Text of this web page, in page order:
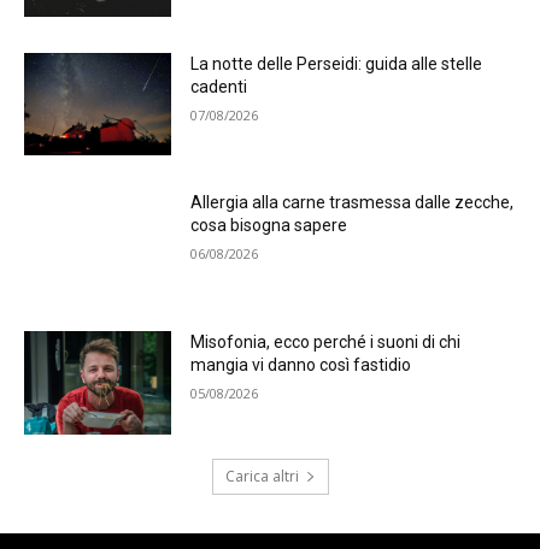
La notte delle Perseidi: guida alle stelle
cadenti
07/08/2026
Allergia alla carne trasmessa dalle zecche,
cosa bisogna sapere
06/08/2026
Misofonia, ecco perché i suoni di chi
mangia vi danno così fastidio
05/08/2026
Carica altri